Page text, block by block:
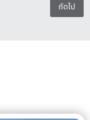
ถัดไป